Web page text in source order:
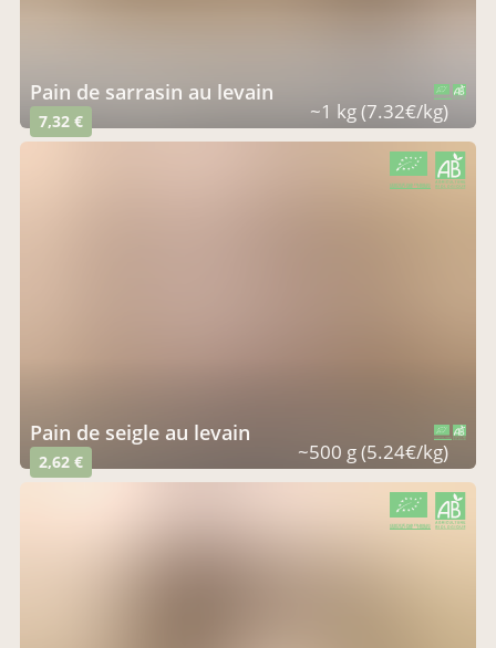
Pain de sarrasin au levain
7,32 € ~1 kg (7.32€/kg)
Pain de seigle au levain
2,62 € ~500 g (5.24€/kg)
CERTIFIÉ PAR FR-BIO-01
AGRICULTURE FRANCE
CERTIFIÉ PAR FR-BIO-01
AGRICULTURE FRANCE